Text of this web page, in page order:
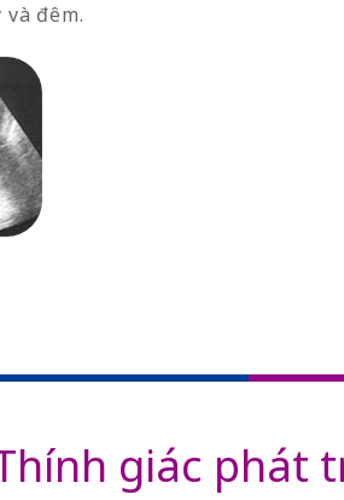
đêm.
giác phát